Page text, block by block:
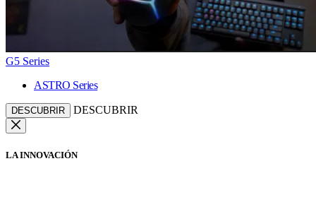
G5 Series
ASTRO Series
DESCUBRIR DESCUBRIR
LA INNOVACIÓN